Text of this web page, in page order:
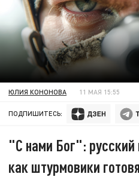
ЮЛИЯ КОНОНОВА 11 МАЯ 15:55
ПОДПИШИТЕСЬ:
"С нами Бог":
как штурмовики